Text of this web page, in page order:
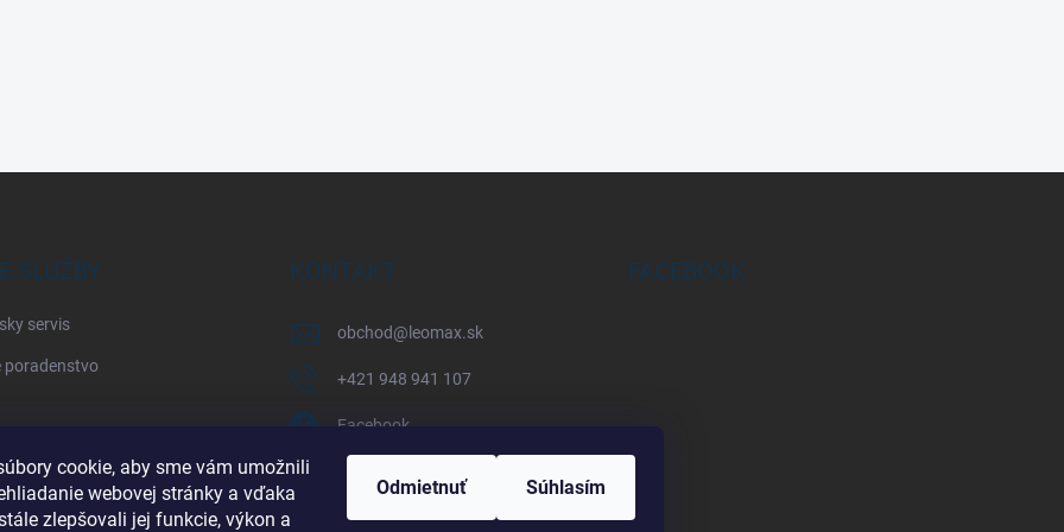
cookie, aby sme vám umožnili
webovej stránky a vďaka
zlepšovali jej funkcie, výkon a
Odmietnuť Súhlasím
SLUŽBY
servis
poradenstvo
KONTAKT
obchod@ leomax.sk
+421 948 941 107
Facebook
+421 948 941 107
FACEBOOK